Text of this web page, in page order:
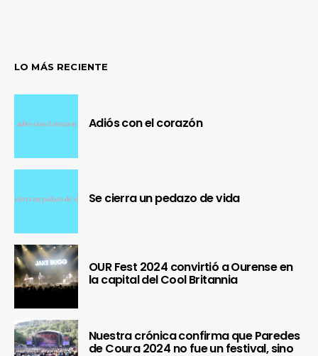
LO MÁS RECIENTE
Adiós con el corazón
Se cierra un pedazo de vida
OUR Fest 2024 convirtió a Ourense en
la capital del Cool Britannia
Nuestra crónica confirma que Paredes
de Coura 2024 no fue un festival, sino